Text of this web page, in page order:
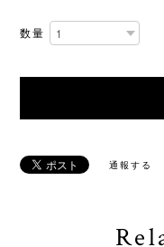
数量
通報する